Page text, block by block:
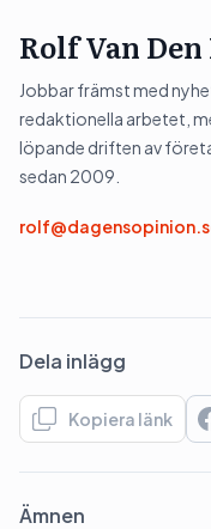
Rolf Van
Jobbar främst med
redaktionella arbetet,
löpande driften av
sedan 2009.
Dela inlägg
Kopiera länk
Ämnen